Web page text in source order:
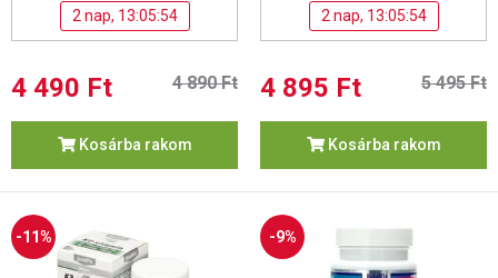
2 nap, 13:05:53
4 490 Ft 4 890 Ft
Kosárba rakom
2 nap, 13:05:53
4 895 Ft 5 495 Ft
Kosárba rakom
-11% -9%